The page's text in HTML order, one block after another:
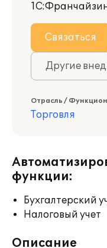
Связаться
Другие
Отрасль /
Торговля
функции:
Бухгалтерский
Налоговый учет
Описание